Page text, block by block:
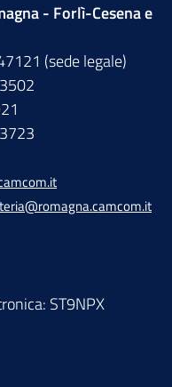
- Forlì-Cesena e
(sede legale)
ST9NPX